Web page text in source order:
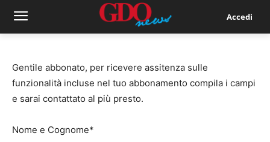
Accedi
Gentile abbonato, per ricevere assitenza sulle
funzionalità incluse nel tuo abbonamento compila i campi
e sarai contattato al più presto.
Nome e Cognome*